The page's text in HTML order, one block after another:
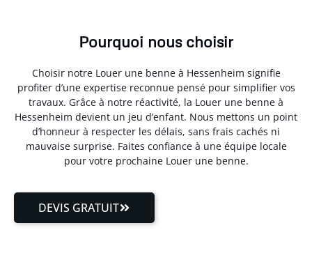
Pourquoi nous choisir
Choisir notre Louer une benne à Hessenheim signifie
profiter d’une expertise reconnue pensé pour simplifier vos
travaux. Grâce à notre réactivité, la Louer une benne à
Hessenheim devient un jeu d’enfant. Nous mettons un point
d’honneur à respecter les délais, sans frais cachés ni
mauvaise surprise. Faites confiance à une équipe locale
pour votre prochaine Louer une benne.
DEVIS GRATUIT